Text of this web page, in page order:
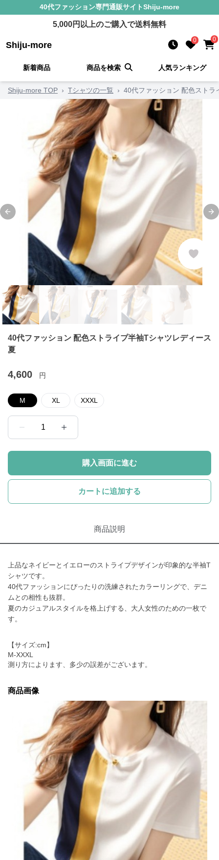
40代ファッション専門通販サイトShiju-more
5,000円以上のご購入で送料無料
Shiju-more 0 0
新着商品 商品を検索 人気ランキング
Shiju-more TOP › Tシャツの一覧 › 40代ファッション 配色ストラ
Previous slide
40代ファッション 配色ストライプ半袖Tシャツレディース
夏
4,600 円
M XL XXXL
1
購入画面に進む
カートに追加する
商品説明
上品なネイビーとイエローのストライプデザインが印象的な半袖T
シャツです。
40代ファッションにぴったりの洗練されたカラーリングで、デニ
ムとの相性も抜群。
夏のカジュアルスタイルを格上げする、大人女性のための一枚で
す。
【サイズ:cm】
M-XXXL
測り方によります、多少の誤差がございます。
商品画像